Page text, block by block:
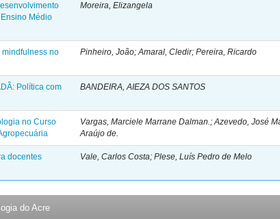
Médio
Moreira, Elizangela
mindfulness no
Pinheiro, João; Amaral, Cledir; Pereira, Ricardo
Política com
BANDEIRA, AIEZA DOS SANTOS
no Curso
Vargas, Marciele Marrane Dalman.; Azevedo, José
Araújo de.
docentes Vale, Carlos Costa; Plese, Luís Pedro de Melo
do Acre